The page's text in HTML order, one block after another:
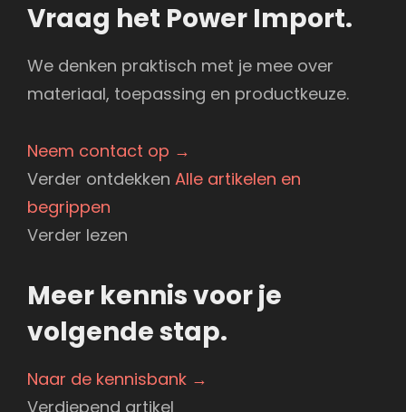
Vraag het Power Import.
We denken praktisch met je mee over
materiaal, toepassing en productkeuze.
Neem contact op →
Verder ontdekken Alle artikelen en
begrippen
Verder lezen
Meer kennis voor je
volgende stap.
Naar de kennisbank →
Verdiepend artikel